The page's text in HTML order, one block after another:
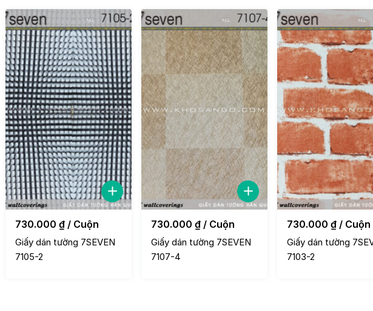
730.000 ₫ / Cuộn
Giấy dán tường 7SEVEN
7105-2
730.000 ₫ / Cuộn
Giấy dán tường 7SEVEN
7107-4
730.000 ₫ / Cuộn
Giấy dán tường
7103-2